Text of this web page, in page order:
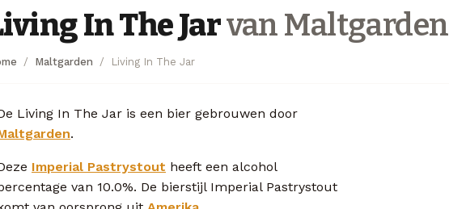
In The Jarvan Maltgarden
Maltgarden Living In The Jar
Living In The Jar is een bier gebrouwen door
.
Imperial Pastrystout heeft een alcohol
van 10.0%. De bierstijl Imperial Pastrystout